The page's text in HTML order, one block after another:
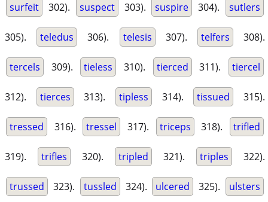
surfeit 302). suspect 303). suspire 304). sutlers
305). teledus 306). telesis 307). telfers 308).
tercels 309). tieless 310). tierced 311). tiercel
312). tierces 313). tipless 314). tissued 315).
tressed 316). tressel 317). triceps 318). trifled
319). trifles 320). tripled 321). triples 322).
trussed 323). tussled 324). ulcered 325). ulsters